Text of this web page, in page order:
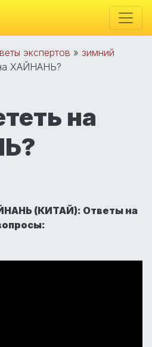
экспертов » зимний
ХАЙНАНЬ?
на
(КИТАЙ): Ответы на